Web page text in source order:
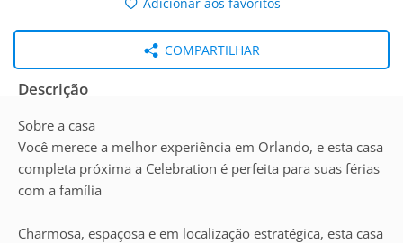
COMPARTILHAR
Descrição
Sobre a casa
Você merece a melhor experiência em Orlando, e esta casa
completa próxima a Celebration é perfeita para suas férias
com a família
Charmosa, espaçosa e em localização estratégica, esta casa